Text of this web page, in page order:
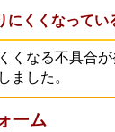
くくなってい
くなる不具合が
ました。
ーム